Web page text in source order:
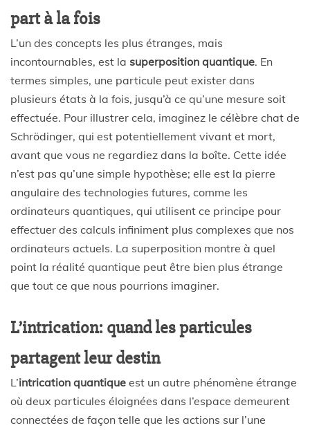
part à la fois
L’un des concepts les plus étranges, mais
incontournables, est la superposition quantique. En
termes simples, une particule peut exister dans
plusieurs états à la fois, jusqu’à ce qu’une mesure soit
effectuée. Pour illustrer cela, imaginez le célèbre chat de
Schrödinger, qui est potentiellement vivant et mort,
avant que vous ne regardiez dans la boîte. Cette idée
n’est pas qu’une simple hypothèse; elle est la pierre
angulaire des technologies futures, comme les
ordinateurs quantiques, qui utilisent ce principe pour
effectuer des calculs infiniment plus complexes que nos
ordinateurs actuels. La superposition montre à quel
point la réalité quantique peut être bien plus étrange
que tout ce que nous pourrions imaginer.
L’intrication: quand les particules
partagent leur destin
L’intrication quantique est un autre phénomène étrange
où deux particules éloignées dans l’espace demeurent
connectées de façon telle que les actions sur l’une